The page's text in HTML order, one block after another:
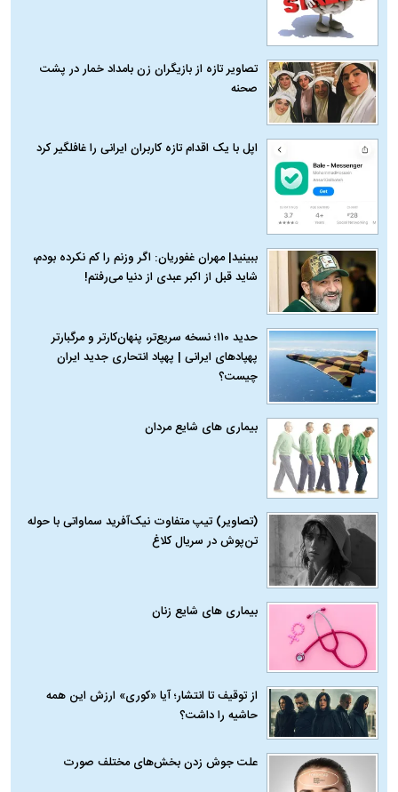
تصاویر تازه از بازیگران زن بامداد خمار در پشت
صحنه
اپل با یک اقدام تازه کاربران ایرانی را غافلگیر کرد
ببینید| مهران غفوریان: اگر وزنم را کم نکرده بودم،
شاید قبل از اکبر عبدی از دنیا می‌رفتم!
حدید ۱۱۰؛ نسخه سریع‌تر، پنهان‌کارتر و مرگبارتر
پهپادهای ایرانی | پهپاد انتحاری جدید ایران
چیست؟
بیماری‌ های شایع مردان
(تصاویر) تیپ متفاوت نیک‌آفرید سماواتی با حوله
تن‌پوش در سریال کلاغ
بیماری‌ های شایع زنان
از توقیف تا انتشار؛ آیا «کوری» ارزش این همه
حاشیه را داشت؟
علت جوش زدن بخش‌های مختلف صورت